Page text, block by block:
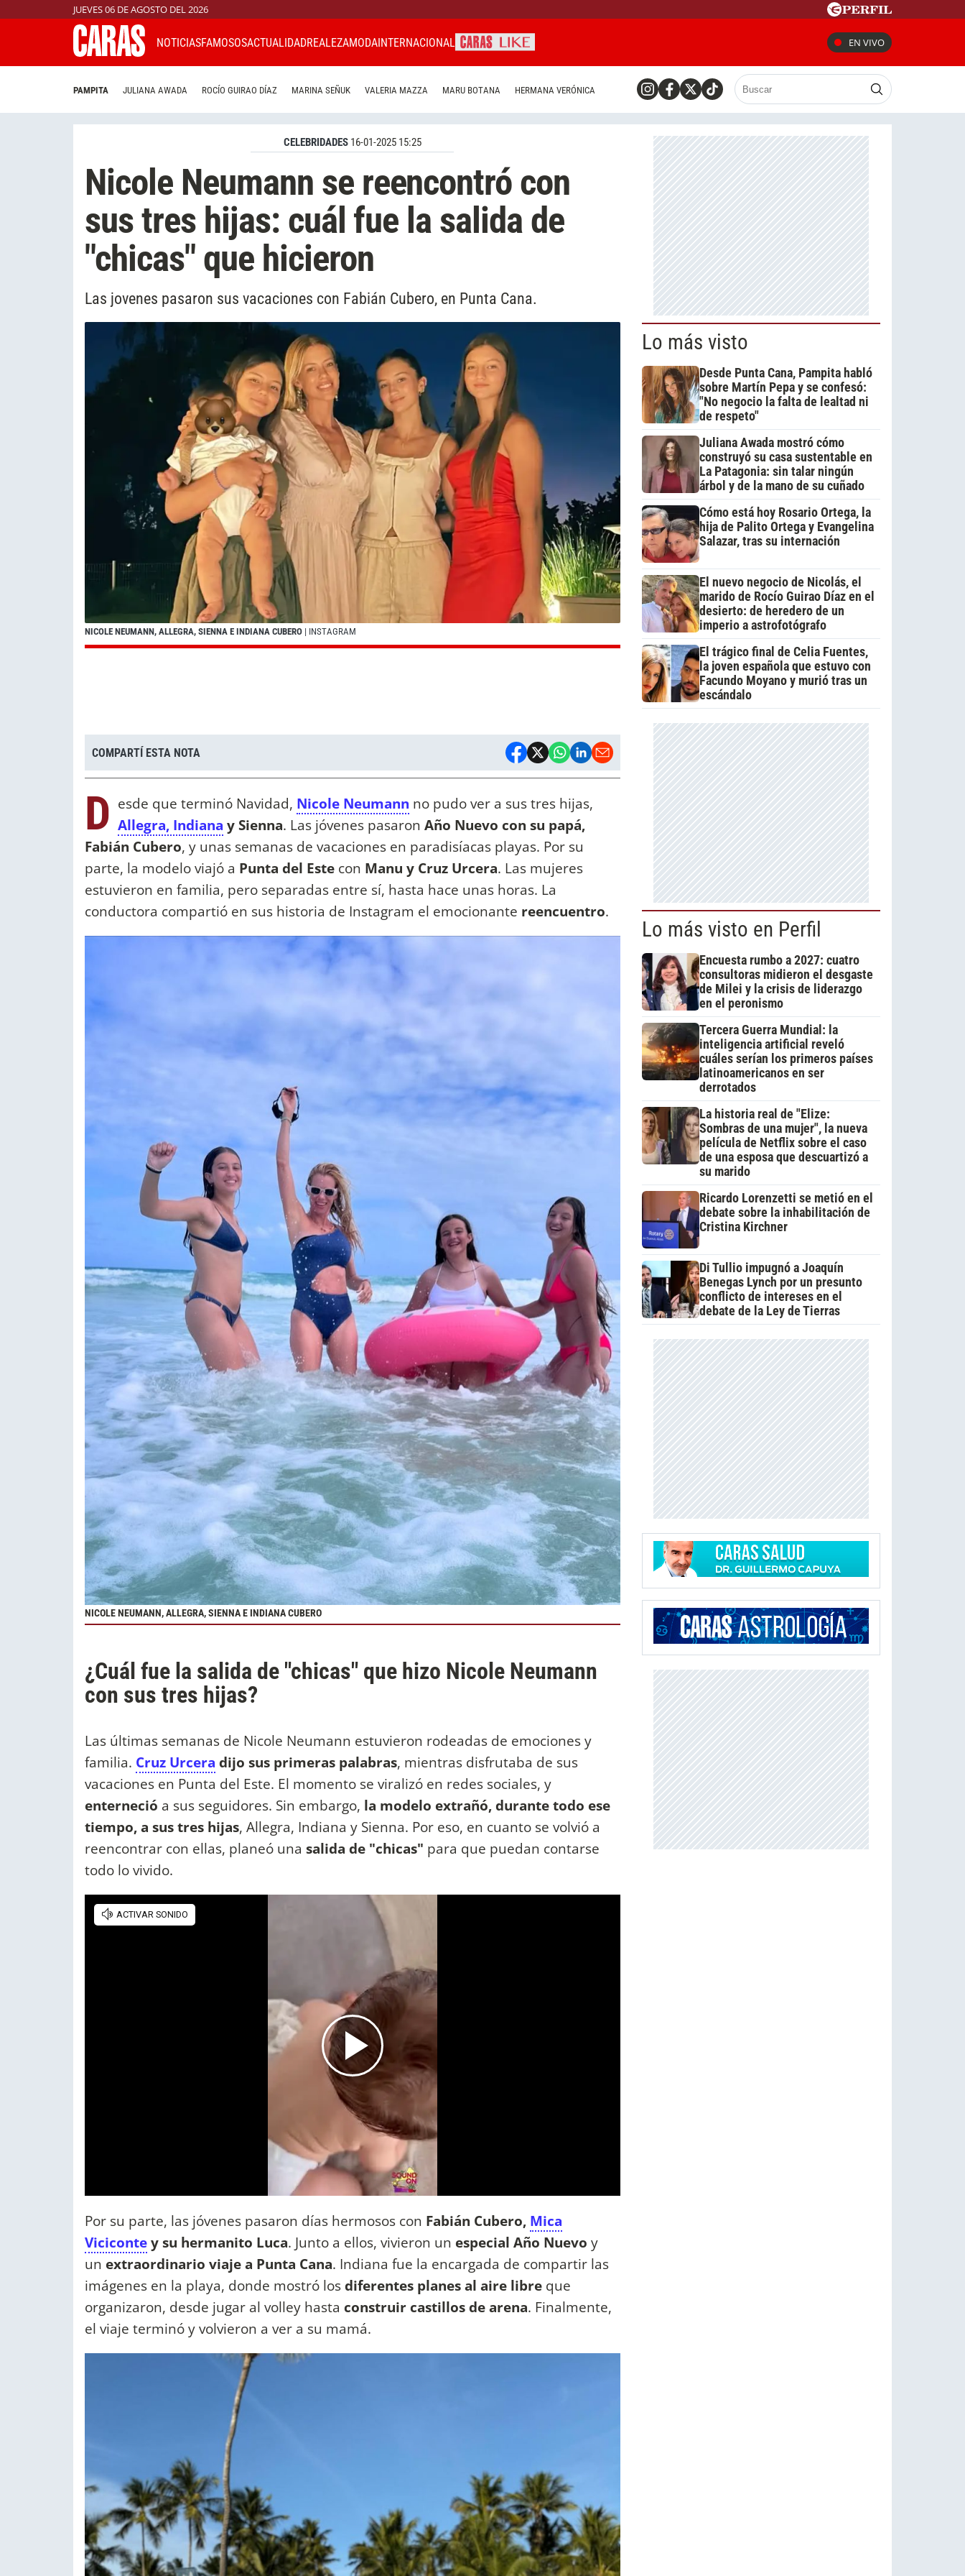
JUEVES 06 DE AGOSTO DEL 2026
NOTICIASFAMOSOSACTUALIDADREALEZAMODAINTERNACIONAL EN VIVO
PAMPITA JULIANA AWADA ROCÍO GUIRAO DÍAZ MARINA SEÑUK VALERIA MAZZA MARU BOTANA HERMANA VERÓNICA
CELEBRIDADES 16-01-2025 15:25
Nicole Neumann se reencontró con
sus tres hijas: cuál fue la salida de
"chicas" que hicieron
Las jovenes pasaron sus vacaciones con Fabián Cubero, en Punta Cana.
NICOLE NEUMANN, ALLEGRA, SIENNA E INDIANA CUBERO | INSTAGRAM
COMPARTÍ ESTA NOTA
D esde que terminó Navidad, Nicole Neumann no pudo ver a sus tres hijas,
Allegra, Indiana y Sienna. Las jóvenes pasaron Año Nuevo con su papá,
Fabián Cubero, y unas semanas de vacaciones en paradisíacas playas. Por su
parte, la modelo viajó a Punta del Este con Manu y Cruz Urcera. Las mujeres
estuvieron en familia, pero separadas entre sí, hasta hace unas horas. La
conductora compartió en sus historia de Instagram el emocionante reencuentro.
NICOLE NEUMANN, ALLEGRA, SIENNA E INDIANA CUBERO
¿Cuál fue la salida de "chicas" que hizo Nicole Neumann
con sus tres hijas?
Las últimas semanas de Nicole Neumann estuvieron rodeadas de emociones y
familia. Cruz Urcera dijo sus primeras palabras, mientras disfrutaba de sus
vacaciones en Punta del Este. El momento se viralizó en redes sociales, y
enterneció a sus seguidores. Sin embargo, la modelo extrañó, durante todo ese
tiempo, a sus tres hijas, Allegra, Indiana y Sienna. Por eso, en cuanto se volvió a
reencontrar con ellas, planeó una salida de "chicas" para que puedan contarse
todo lo vivido.
Por su parte, las jóvenes pasaron días hermosos con Fabián Cubero, Mica
Vicicontey su hermanito Luca. Junto a ellos, vivieron un especial Año Nuevo y
un extraordinario viaje a Punta Cana. Indiana fue la encargada de compartir las
imágenes en la playa, donde mostró losdiferentes planes al aire libre que
organizaron, desde jugar al volley hasta construir castillos de arena. Finalmente,
el viaje terminó y volvieron a ver a su mamá.
Lo más visto
Desde Punta Cana, Pampita habló
sobre Martín Pepa y se confesó:
"No negocio la falta de lealtad ni
de respeto"
Juliana Awada mostró cómo
construyó su casa sustentable en
La Patagonia: sin talar ningún
árbol y de la mano de su cuñado
Cómo está hoy Rosario Ortega, la
hija de Palito Ortega y Evangelina
Salazar, tras su internación
El nuevo negocio de Nicolás, el
marido de Rocío Guirao Díaz en el
desierto: de heredero de un
imperio a astrofotógrafo
El trágico final de Celia Fuentes,
la joven española que estuvo con
Facundo Moyano y murió tras un
escándalo
Lo más visto en Perfil
Encuesta rumbo a 2027: cuatro
consultoras midieron el desgaste
de Milei y la crisis de liderazgo
en el peronismo
Tercera Guerra Mundial: la
inteligencia artificial reveló
cuáles serían los primeros países
latinoamericanos en ser
derrotados
La historia real de "Elize:
Sombras de una mujer", la nueva
película de Netflix sobre el caso
de una esposa que descuartizó a
su marido
Ricardo Lorenzetti se metió en el
debate sobre la inhabilitación de
Cristina Kirchner
Di Tullio impugnó a Joaquín
Benegas Lynch por un presunto
conflicto de intereses en el
debate de la Ley de Tierras